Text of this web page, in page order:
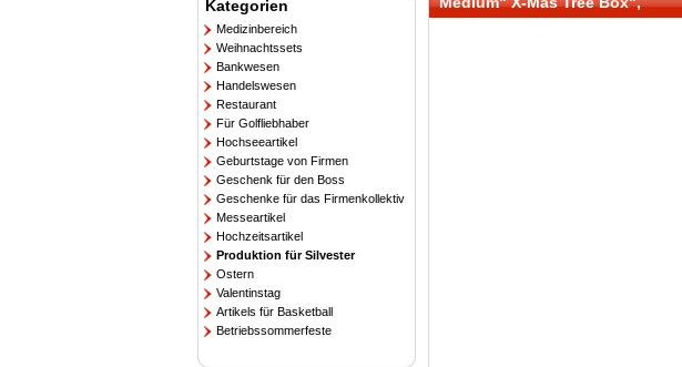
Kategorien
Medizinbereich
Weihnachtssets
Bankwesen
Handelswesen
Restaurant
Für Golfliebhaber
Hochseeartikel
Geburtstage von Firmen
Geschenk für den Boss
Geschenke für das Firmenkollektiv
Messeartikel
Hochzeitsartikel
Produktion für Silvester
Ostern
Valentinstag
Artikels für Basketball
Betriebssommerfeste